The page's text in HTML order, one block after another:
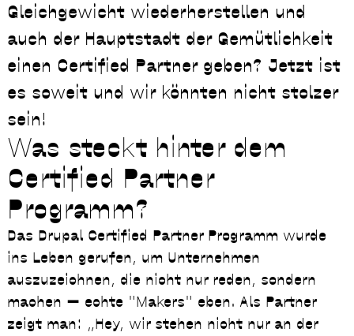
Gleichgewicht wiederherstellen und
auch der Hauptstadt der Gemütlichkeit
einen Certified Partner geben? Jetzt ist
es soweit und wir könnten nicht stolzer
sein!
Was steckt hinter dem
Certified Partner
Programm?
Das Drupal Certified Partner Programm wurde
ins Leben gerufen, um Unternehmen
auszuzeichnen, die nicht nur reden, sondern
machen — echte "Makers" eben. Als Partner
zeigt man: „Hey, wir stehen nicht nur an der